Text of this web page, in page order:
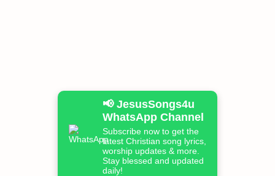
📢 JesusSongs4u
WhatsApp Channel
Subscribe now to get the
latest Christian song lyrics,
worship updates & more.
Stay blessed and updated
daily!